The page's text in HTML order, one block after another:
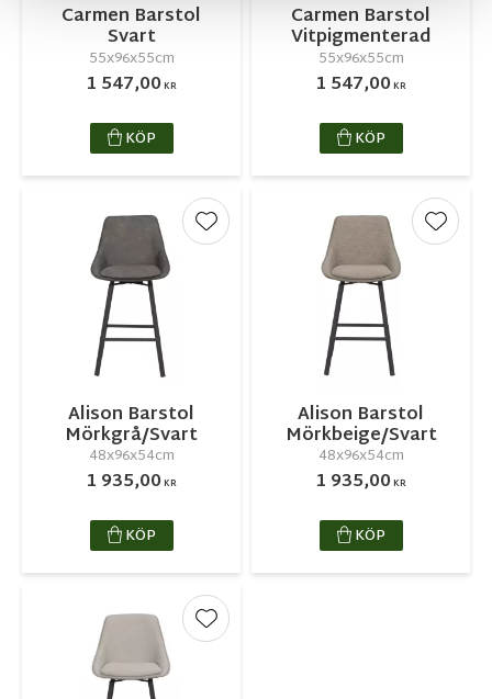
Carmen Barstol
Svart
55x96x55cm
1 547,00KR
KÖP
Carmen Barstol
Vitpigmenterad
55x96x55cm
1 547,00KR
KÖP
Alison Barstol
Mörkgrå/Svart
48x96x54cm
1 935,00KR
Lägg till i favoriter
KÖP
Alison Barstol
Mörkbeige/Svart
48x96x54cm
1 935,00KR
Lägg
KÖP
Lägg till i favoriter